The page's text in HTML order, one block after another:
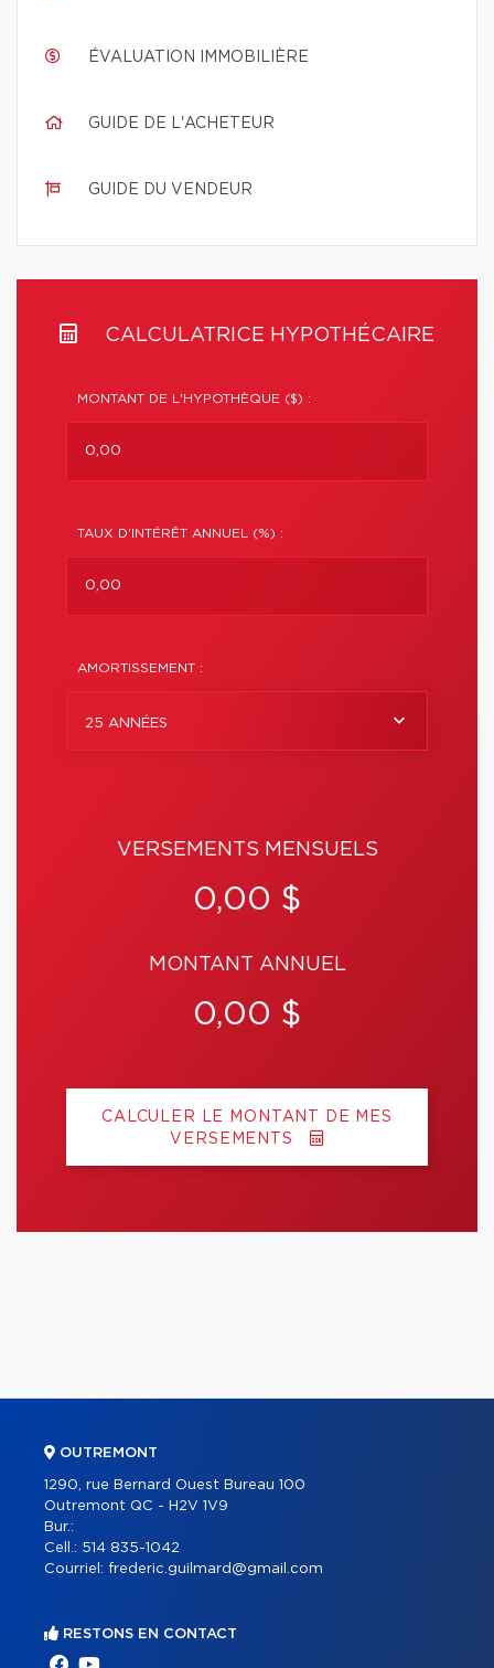
ÉVALUATION IMMOBILIÈRE
GUIDE DE L'ACHETEUR
GUIDE DU VENDEUR
CALCULATRICE HYPOTHÉCAIRE
MONTANT DE L'HYPOTHÈQUE ($) :
TAUX D'INTÉRÊT ANNUEL (%) :
AMORTISSEMENT :
25 ANNÉES
VERSEMENTS MENSUELS
0,00 $
MONTANT ANNUEL
0,00 $
CALCULER LE MONTANT DE MES
VERSEMENTS
OUTREMONT
1290, rue Bernard Ouest Bureau 100
Outremont QC - H2V 1V9
Bur.:
Cell.: 514 835-1042
Courriel: frederic.guilmard@gmail.com
RESTONS EN CONTACT